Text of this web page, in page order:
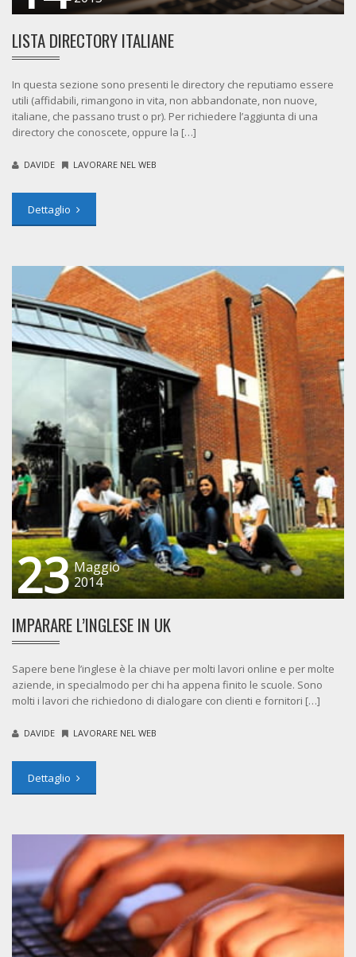
LISTA DIRECTORY ITALIANE
In questa sezione sono presenti le directory che reputiamo essere
utili (affidabili, rimangono in vita, non abbandonate, non nuove,
italiane, che passano trust o pr). Per richiedere l’aggiunta di una
directory che conoscete, oppure la […]
DAVIDE LAVORARE NEL WEB
Dettaglio
23 Maggio
2014
IMPARARE L’INGLESE IN UK
Sapere bene l’inglese è la chiave per molti lavori online e per molte
aziende, in specialmodo per chi ha appena finito le scuole. Sono
molti i lavori che richiedono di dialogare con clienti e fornitori […]
DAVIDE LAVORARE NEL WEB
Dettaglio